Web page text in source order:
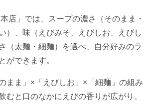
店」では、スープの濃さ（そのまま・
）、味（えびみそ、えびしお、えびし
（太麺・細麺）を選べ、自分好みのラ
ができます。
まま」×「えびしお」×「細麺」の組み
むと口のなかにえびの香りが広がり、